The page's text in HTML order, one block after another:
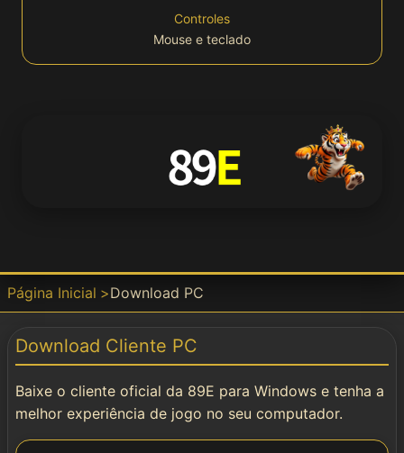
Win
📱 Download
APK
Baixar
Instalar
🌐 Social & Contato
Controles
Mouse e teclado
Página Inicial Download PC
Download Cliente PC
Baixe o cliente oficial da 89E para Windows e tenha a
melhor experiência de jogo no seu computador.